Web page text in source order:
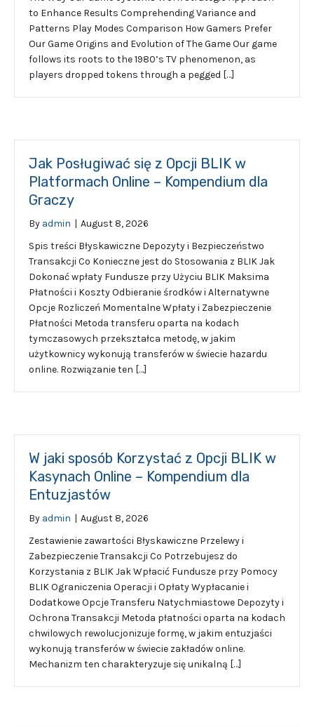
to Enhance Results Comprehending Variance and
Patterns Play Modes Comparison How Gamers Prefer
Our Game Origins and Evolution of The Game Our game
follows its roots to the 1980’s TV phenomenon, as
players dropped tokens through a pegged […]
Jak Posługiwać się z Opcji BLIK w
Platformach Online – Kompendium dla
Graczy
By admin | August 8, 2026
Spis treści Błyskawiczne Depozyty i Bezpieczeństwo
Transakcji Co Konieczne jest do Stosowania z BLIK Jak
Dokonać wpłaty Fundusze przy Użyciu BLIK Maksima
Płatności i Koszty Odbieranie środków i Alternatywne
Opcje Rozliczeń Momentalne Wpłaty i Zabezpieczenie
Płatności Metoda transferu oparta na kodach
tymczasowych przekształca metodę, w jakim
użytkownicy wykonują transferów w świecie hazardu
online. Rozwiązanie ten […]
W jaki sposób Korzystać z Opcji BLIK w
Kasynach Online – Kompendium dla
Entuzjastów
By admin | August 8, 2026
Zestawienie zawartości Błyskawiczne Przelewy i
Zabezpieczenie Transakcji Co Potrzebujesz do
Korzystania z BLIK Jak Wpłacić Fundusze przy Pomocy
BLIK Ograniczenia Operacji i Opłaty Wypłacanie i
Dodatkowe Opcje Transferu Natychmiastowe Depozyty i
Ochrona Transakcji Metoda płatności oparta na kodach
chwilowych rewolucjonizuje formę, w jakim entuzjaści
wykonują transferów w świecie zakładów online.
Mechanizm ten charakteryzuje się unikalną […]